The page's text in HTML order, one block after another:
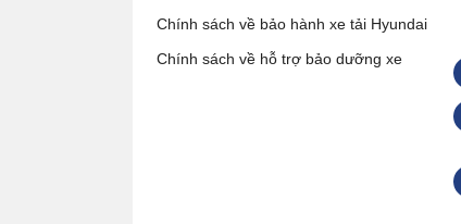
Chính sách về bảo hành xe tải Hyundai
Chính sách về hỗ trợ bảo dưỡng xe